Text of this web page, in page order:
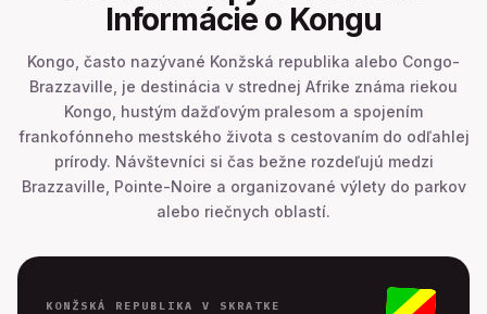
Informácie o Kongu
Kongo, často nazývané Konžská republika alebo Congo-
Brazzaville, je destinácia v strednej Afrike známa riekou
Kongo, hustým dažďovým pralesom a spojením
frankofónneho mestského života s cestovaním do odľahlej
prírody. Návštevníci si čas bežne rozdeľujú medzi
Brazzaville, Pointe-Noire a organizované výlety do parkov
alebo riečnych oblastí.
KONŽSKÁ REPUBLIKA V SKRATKE